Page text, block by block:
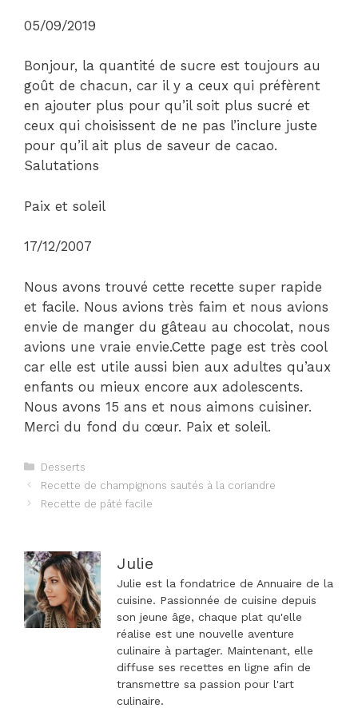
05/09/2019
Bonjour, la quantité de sucre est toujours au
goût de chacun, car il y a ceux qui préfèrent
en ajouter plus pour qu’il soit plus sucré et
ceux qui choisissent de ne pas l’inclure juste
pour qu’il ait plus de saveur de cacao.
Salutations
Paix et soleil
17/12/2007
Nous avons trouvé cette recette super rapide
et facile. Nous avions très faim et nous avions
envie de manger du gâteau au chocolat, nous
avions une vraie envie.Cette page est très cool
car elle est utile aussi bien aux adultes qu’aux
enfants ou mieux encore aux adolescents.
Nous avons 15 ans et nous aimons cuisiner.
Merci du fond du cœur. Paix et soleil.
Catégories
Desserts
Navigation
des
Recette de champignons sautés à la coriandre
Recette de pâté facile
Julie
Julie est la fondatrice de Annuaire de la
cuisine. Passionnée de cuisine depuis
son jeune âge, chaque plat qu'elle
réalise est une nouvelle aventure
culinaire à partager. Maintenant, elle
diffuse ses recettes en ligne afin de
transmettre sa passion pour l'art
culinaire.